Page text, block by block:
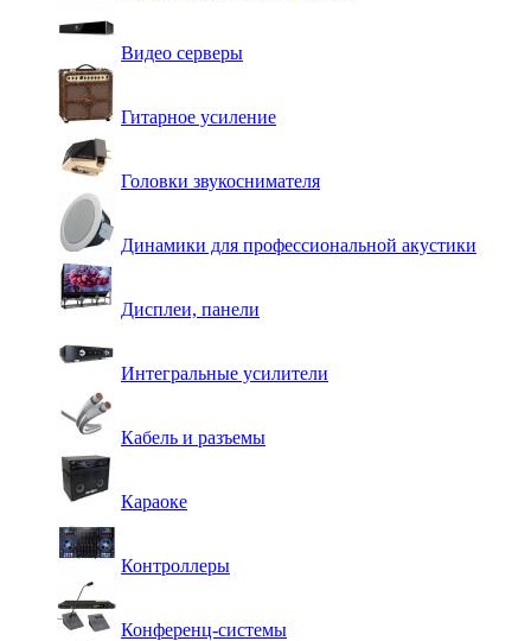
Видео серверы
Гитарное усиление
Головки звукоснимателя
Динамики для профессиональной акустики
Дисплеи, панели
Интегральные усилители
Кабель и разъемы
Караоке
Контроллеры
Конференц-системы